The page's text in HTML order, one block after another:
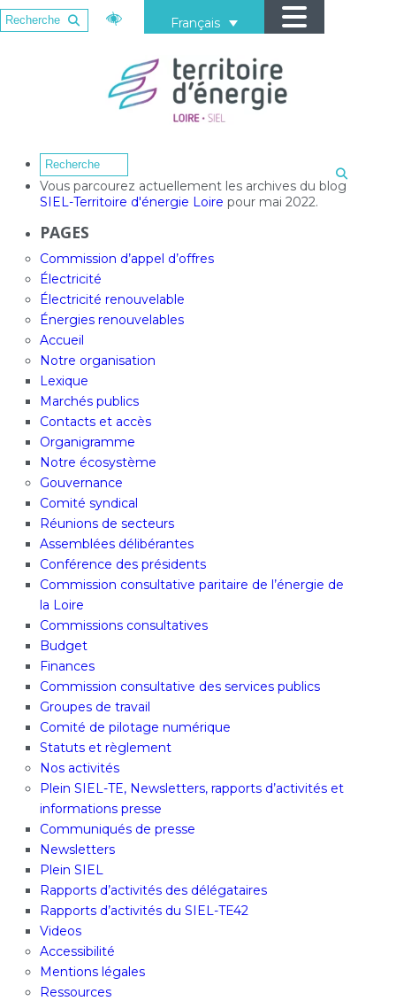
Français
Vous parcourez actuellement les archives du blog
SIEL-Territoire d'énergie Loire pour mai 2022.
PAGES
Commission d’appel d’offres
Électricité
Électricité renouvelable
Énergies renouvelables
Accueil
Notre organisation
Lexique
Marchés publics
Contacts et accès
Organigramme
Notre écosystème
Gouvernance
Comité syndical
Réunions de secteurs
Assemblées délibérantes
Conférence des présidents
Commission consultative paritaire de l’énergie de
la Loire
Commissions consultatives
Budget
Finances
Commission consultative des services publics
Groupes de travail
Comité de pilotage numérique
Statuts et règlement
Nos activités
Plein SIEL-TE, Newsletters, rapports d’activités et
informations presse
Communiqués de presse
Newsletters
Plein SIEL
Rapports d’activités des délégataires
Rapports d’activités du SIEL-TE42
Videos
Accessibilité
Mentions légales
Ressources